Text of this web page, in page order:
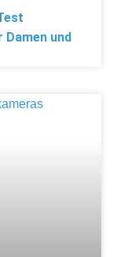
Damen und